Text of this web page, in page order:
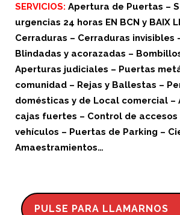
SERVICIOS: Apertura de Puertas –
urgencias 24 horas EN BCN y BAIX
Cerraduras – Cerraduras invisibles
Blindadas y acorazadas –
Aperturas judiciales – Puertas
comunidad – Rejas y Ballestas –
domésticas y de Local comercial –
cajas fuertes – Control de accesos
vehículos – Puertas de Parking –
Amaestramientos…
PULSE PARA LLAMARNOS